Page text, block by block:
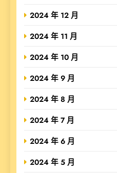
2024 年 12 月
2024 年 11 月
2024 年 10 月
2024 年 9 月
2024 年 8 月
2024 年 7 月
2024 年 6 月
2024 年 5 月